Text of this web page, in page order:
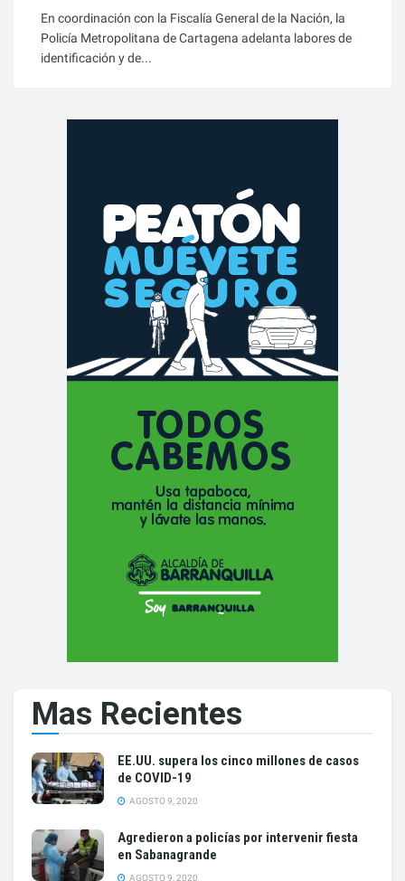
En coordinación con la Fiscalía General de la Nación, la
Policía Metropolitana de Cartagena adelanta labores de
identificación y de...
Mas Recientes
EE.UU. supera los cinco millones de casos
de COVID-19
AGOSTO 9, 2020
Agredieron a policías por intervenir fiesta
en Sabanagrande
AGOSTO 9, 2020